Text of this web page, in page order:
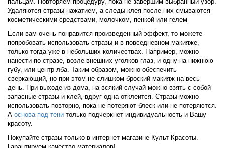
Удаляются стразы нажатием, а следы клея после них смываются
косметическими средствами, молочком, пенкой или гелем
Если вам очень понравится произведенный эффект, то можете
попробовать использовать стразы и в повседневном макияже,
только тогда уже в небольших количествах. Например, можно
нанести по стразе, возле внешних уголков глаз, и одну на нижнюю
губу, или центр лба. Таким образом, можно обеспечить
сверкающий, но при этом не слишком броский макияж на весь
день. При выходе из дома, на всякий случай можно взять с собой
запасные стразы и клей, вдруг одна отклеится. Стразы можно
использовать повторно, пока не потеряют блеск или не потеряются.
А основа под тени только подчеркнет индивидуальность и Вашу
красоту.
Покупайте стразы только в интернет-магазине Культ Красоты.